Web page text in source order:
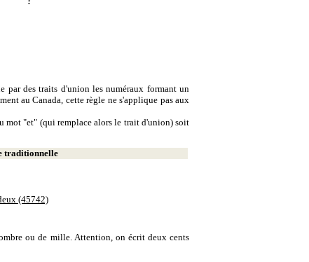
par des traits d'union les numéraux formant un
au Canada, cette règle ne s'applique pas aux
mot "et" (qui remplace alors le trait d'union) soit
traditionnelle
(45742)
ou de mille. Attention, on écrit deux cents